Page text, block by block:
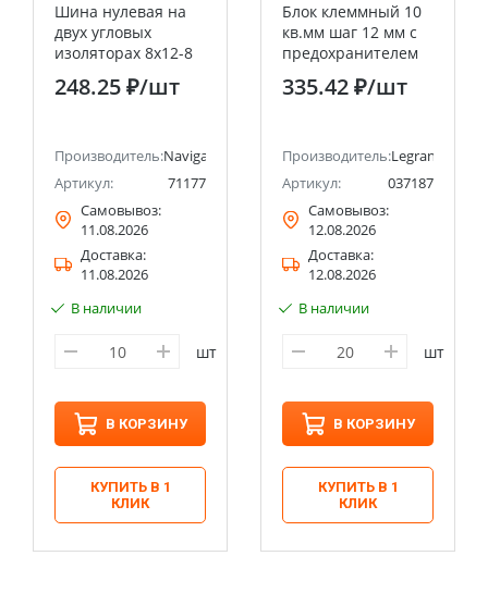
Шина нулевая на
двух угловых
изоляторах 8х12-8
248.25 ₽/шт
Производитель:Navigator
Артикул:
71177
Самовывоз:
11.08.2026
Доставка:
11.08.2026
В наличии
шт
В КОРЗИНУ
КУПИТЬ В 1
КЛИК
Блок клеммный 10
кв.мм шаг 12 мм с
предохранителем
5х20 Viking3
Legrand
335.42 ₽/шт
Производитель:Legrand
Артикул:
037187
Самовывоз:
12.08.2026
Доставка:
12.08.2026
В наличии
шт
В КОРЗИНУ
КУПИТЬ В 1
КЛИК